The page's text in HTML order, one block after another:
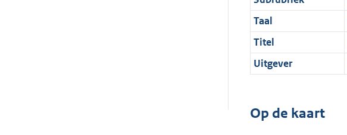
Taal
Titel
Uitgever
Op de kaart